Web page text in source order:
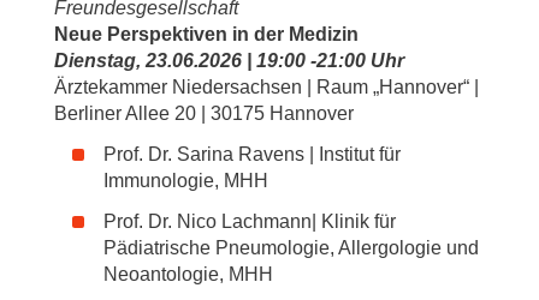
Freundesgesellschaft
Neue Perspektiven in der Medizin
Dienstag, 23.06.2026 | 19:00 -21:00 Uhr
Ärztekammer Niedersachsen | Raum „Hannover“ |
Berliner Allee 20 | 30175 Hannover
Prof. Dr. Sarina Ravens | Institut für
Immunologie, MHH
Prof. Dr. Nico Lachmann| Klinik für
Pädiatrische Pneumologie, Allergologie und
Neoantologie, MHH